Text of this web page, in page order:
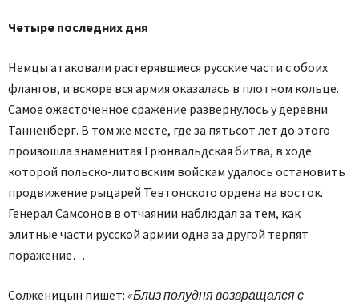
Четыре последних дня
Немцы атаковали растерявшиеся русские части с обоих
флангов, и вскоре вся армия оказалась в плотном кольце.
Самое ожесточенное сражение развернулось у деревни
Танненберг. В том же месте, где за пятьсот лет до этого
произошла знаменитая Грюнвальдская битва, в ходе
которой польско-литовским войскам удалось остановить
продвижение рыцарей Тевтонского ордена на восток.
Генерал Самсонов в отчаянии наблюдал за тем, как
элитные части русской армии одна за другой терпят
поражение…
Солженицын пишет: «Близ полудня возвращался с